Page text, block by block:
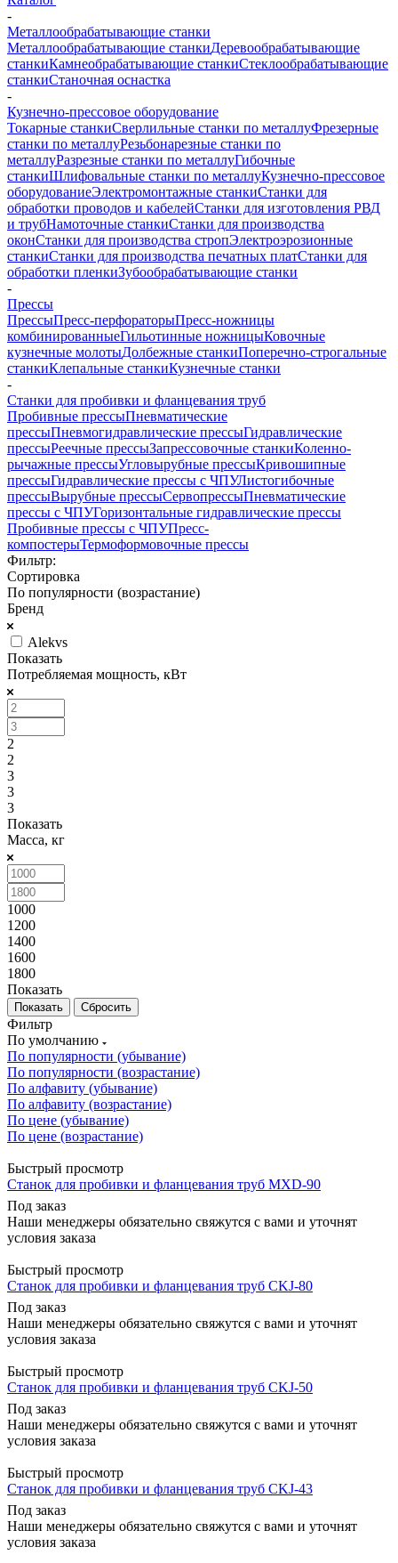
-
Металлообрабатывающие станки
Металлообрабатывающие станкиДеревообрабатывающие
станкиКамнеобрабатывающие станкиСтеклообрабатывающие
станкиСтаночная оснастка
-
Кузнечно-прессовое оборудование
Токарные станкиСверлильные станки по металлуФрезерные
станки по металлуРезьбонарезные станки по
металлуРазрезные станки по металлуГибочные
станкиШлифовальные станки по металлуКузнечно-прессовое
оборудованиеЭлектромонтажные станкиСтанки для
обработки проводов и кабелейСтанки для изготовления РВД
и трубНамоточные станкиСтанки для производства
оконСтанки для производства стропЭлектроэрозионные
станкиСтанки для производства печатных платСтанки для
обработки пленкиЗубообрабатывающие станки
-
Прессы
ПрессыПресс-перфораторыПресс-ножницы
комбинированныеГильотинные ножницыКовочные
кузнечные молотыДолбежные станкиПоперечно-строгальные
станкиКлепальные станкиКузнечные станки
-
Станки для пробивки и фланцевания труб
Пробивные прессыПневматические
прессыПневмогидравлические прессыГидравлические
прессыРеечные прессыЗапрессовочные станкиКоленно-
рычажные прессыУгловырубные прессыКривошипные
прессыГидравлические прессы с ЧПУЛистогибочные
прессыВырубные прессыCервопрессыПневматические
прессы с ЧПУГоризонтальные гидравлические прессы
Пробивные прессы с ЧПУПресс-
компостерыТермоформовочные прессы
Фильтр:
Сортировка
По популярности (возрастание)
Бренд
Alekvs
Показать
Потребляемая мощность, кВт
2
2
3
3
3
Показать
Масса, кг
1000
1200
1400
1600
1800
Показать
Сбросить
Фильтр
По умолчанию
По популярности (убывание)
По популярности (возрастание)
По алфавиту (убывание)
По алфавиту (возрастание)
По цене (убывание)
По цене (возрастание)
Быстрый просмотр
Станок для пробивки и фланцевания труб MXD-90
Под заказ
Наши менеджеры обязательно свяжутся с вами и уточнят
условия заказа
Быстрый просмотр
Станок для пробивки и фланцевания труб CKJ-80
Под заказ
Наши менеджеры обязательно свяжутся с вами и уточнят
условия заказа
Быстрый просмотр
Станок для пробивки и фланцевания труб CKJ-50
Под заказ
Наши менеджеры обязательно свяжутся с вами и уточнят
условия заказа
Быстрый просмотр
Станок для пробивки и фланцевания труб CKJ-43
Под заказ
Наши менеджеры обязательно свяжутся с вами и уточнят
условия заказа